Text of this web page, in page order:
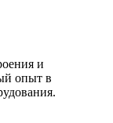
и
опыт в